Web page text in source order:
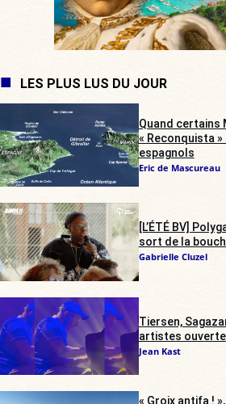
LES PLUS LUS DU JOUR
Quand certains
« Reconquista
espagnols
Eric de Mascureau
[L’ÉTÉ BV]
sort de la
Gabrielle Cluzel
Tiersen,
artistes
Jean Kast
« Groix antifa !